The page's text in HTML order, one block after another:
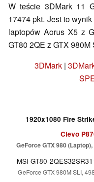
W teście 3DMark 11
17474 pkt. Jest to
laptopów Aorus X5 z
GT80 2QE z GTX 980M
3DMark |
1920x1080 Fire
Clevo
GeForce GTX 980
MSI GT80-
GeForce GTX 980M SLI,